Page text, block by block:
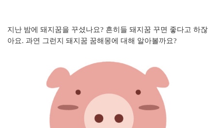
지난 밤에 돼지꿈을 꾸셨나요? 흔히들 돼지꿈 꾸면 좋다고 하잖
아요. 과연 그런지 돼지꿈 꿈해몽에 대해 알아볼까요?